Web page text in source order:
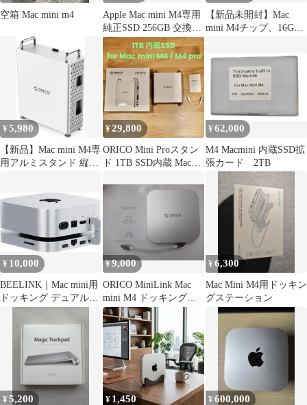
空箱 Mac mini m4
Apple Mac mini M4専用
純正SSD 256GB 交換キ
ット
【新品未開封】Mac
mini M4チップ、16Gメ
¥5,980
【新品】Mac mini M4専
用アルミスタンド 縦置
¥29,800
ORICO Mini Proスタン
ド 1TB SSD内蔵 Mac
¥62,000
M4 Macmini 内蔵SSD拡
張カード 2TB
¥ 10,000
BEELINK｜Mac mini用
ドッキング デュアル
¥9,000
ORICO MiniLink Mac
mini M4 ドッキングス
テーション
¥6,300
Mac Mini M4用ドッキン
グステーション
¥5,200 ¥ 1,450 ¥600,000